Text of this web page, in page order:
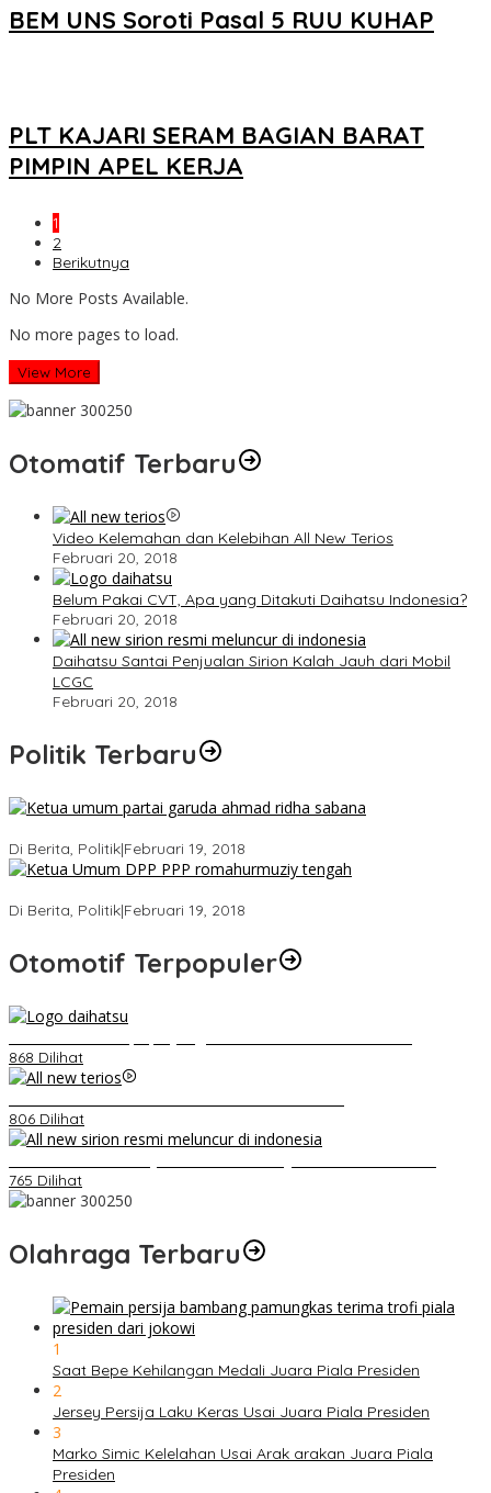
BEM UNS Soroti Pasal 5 RUU KUHAP
PLT KAJARI SERAM BAGIAN BARAT
PIMPIN APEL KERJA
1
2
Berikutnya
No More Posts Available.
No more pages to load.
View More
Otomatif Terbaru
Video Kelemahan dan Kelebihan All New Terios
Februari 20, 2018
Belum Pakai CVT, Apa yang Ditakuti Daihatsu Indonesia?
Februari 20, 2018
Daihatsu Santai Penjualan Sirion Kalah Jauh dari Mobil
LCGC
Februari 20, 2018
Politik Terbaru
Di Berita, Politik|Februari 19, 2018
Di Berita, Politik|Februari 19, 2018
Otomotif Terpopuler
868 Dilihat
806 Dilihat
765 Dilihat
Olahraga Terbaru
1
Saat Bepe Kehilangan Medali Juara Piala Presiden
2
Jersey Persija Laku Keras Usai Juara Piala Presiden
3
Marko Simic Kelelahan Usai Arak arakan Juara Piala
Presiden